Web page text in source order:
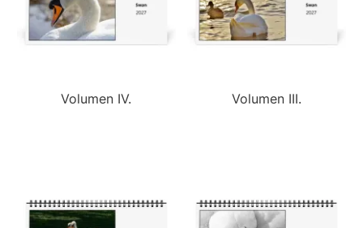
Volumen IV. Volumen III.